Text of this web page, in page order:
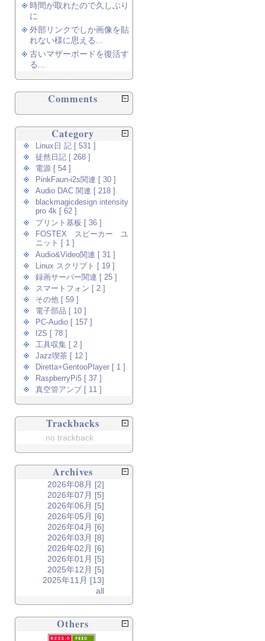
時間が取れたので久しぶり
に
外部リンクでしか画像を貼
れない様に思える...
古いマザーボードを復活す
る...
Comments
Category
Linux日 記 [ 531 ]
徒然日記 [ 268 ]
電源 [ 54 ]
PinkFaun-i2s関連 [ 30 ]
Audio DAC 関連 [ 218 ]
blackmagicdesign intensity
pro 4k [ 62 ]
プリント基板 [ 36 ]
FOSTEX スピーカー ユ
ニット [ 1 ]
Audio&Video関連 [ 31 ]
Linux スクリプト [ 19 ]
録画サーバー関連 [ 25 ]
スマートフォン [ 2 ]
その他 [ 59 ]
電子部品 [ 10 ]
PC-Audio [ 157 ]
I2S [ 78 ]
工具収集 [ 2 ]
Jazz喫茶 [ 12 ]
Diretta+GentooPlayer [ 1 ]
RaspberryPi5 [ 37 ]
真空管アンプ [ 11 ]
Trackbacks
no trackback
Archives
2026年08月 [2]
2026年07月 [5]
2026年06月 [5]
2026年05月 [6]
2026年04月 [6]
2026年03月 [8]
2026年02月 [6]
2026年01月 [5]
2025年12月 [5]
2025年11月 [13]
all
Others